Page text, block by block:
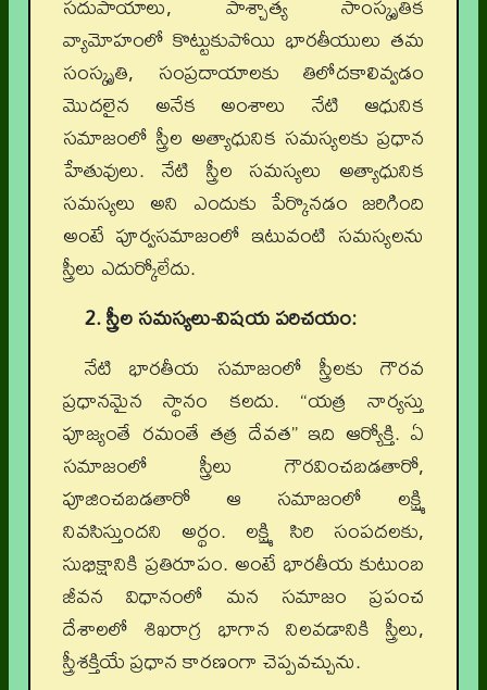
వ్యామోహంలో కొట్టుకుపోయి భారతీయులు తమ
సంస్కృతి, సంప్రదాయాలకు తిలోదకాలివ్వడం
మొదలైన అనేక అంశాలు నేటి ఆధునిక
సమాజంలో స్త్రీల అత్యాధునిక సమస్యలకు ప్రధాన
హేతువులు. నేటి స్త్రీల సమస్యలు అత్యాధునిక
సమస్యలు అని ఎందుకు పేర్కొనడం జరిగింది
అంటే పూర్వసమాజంలో ఇటువంటి సమస్యలను
స్త్రీలు ఎదుర్కోలేదు.
2. స్త్రీల సమస్యలు-విషయ పరిచయం:
నేటి భారతీయ సమాజంలో స్త్రీలకు గౌరవ
ప్రధానమైన స్థానం కలదు. “యత్ర నార్యస్తు
పూజ్యంతే రమంతే తత్ర దేవత” ఇది ఆర్యోక్తి. ఏ
సమాజంలో స్త్రీలు గౌరవించబడతారో,
పూజించబడతారో ఆ సమాజంలో లక్ష్మి
నివసిస్తుందని అర్థం. లక్ష్మి సిరి సంపదలకు,
సుభిక్షానికి ప్రతిరూపం. అంటే భారతీయ కుటుంబ
జీవన విధానంలో మన సమాజం ప్రపంచ
దేశాలలో శిఖరాగ్ర భాగాన నిలవడానికి స్త్రీలు,
స్త్రీశక్తియే ప్రధాన కారణంగా చెప్పవచ్చును.